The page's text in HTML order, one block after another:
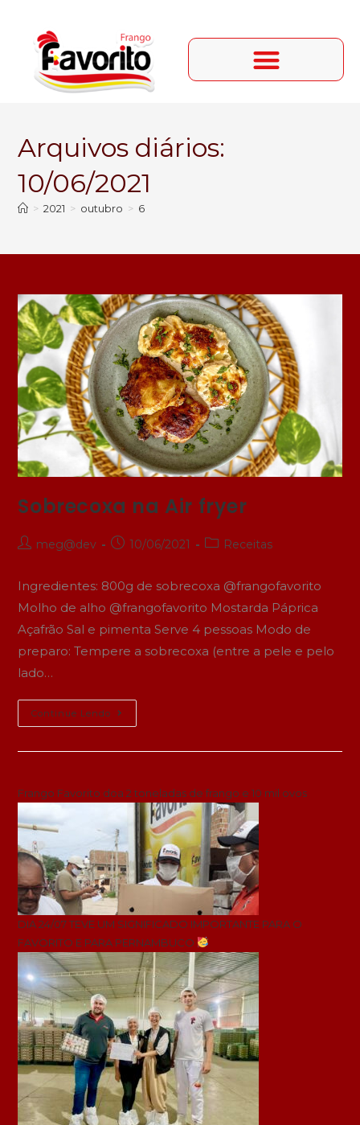
Arquivos diários:
10/06/2021
> 2021 > outubro > 6
Sobrecoxa na Air fryer
meg@dev 10/06/2021 Receitas
Ingredientes: 800g de sobrecoxa @frangofavorito
Molho de alho @frangofavorito Mostarda Páprica
Açafrão Sal e pimenta Serve 4 pessoas Modo de
preparo: Tempere a sobrecoxa (entre a pele e pelo
lado…
Continue Lendo
Frango Favorito doa 2 toneladas de frango e 10 mil ovos
DIA 24/07 TEVE UM SIGNIFICADO IMPORTANTE PARA O
FAVORITO E PARA PERNAMBUCO